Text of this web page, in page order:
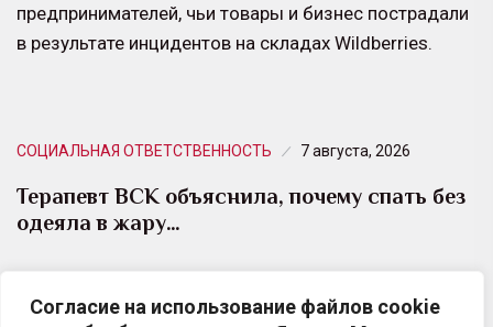
Согласие на использование файлов cookie
предпринимателей, чьи товары и бизнес пострадали
в результате инцидентов на складах Wildberries.
СОЦИАЛЬНАЯ ОТВЕТСТВЕННОСТЬ 7 августа, 2026
Терапевт ВСК объяснила, почему спать без
одеяла в жару…
С наступлением лета многие люди совершают одну
и ту же ошибку — пытаются спастись от жары,